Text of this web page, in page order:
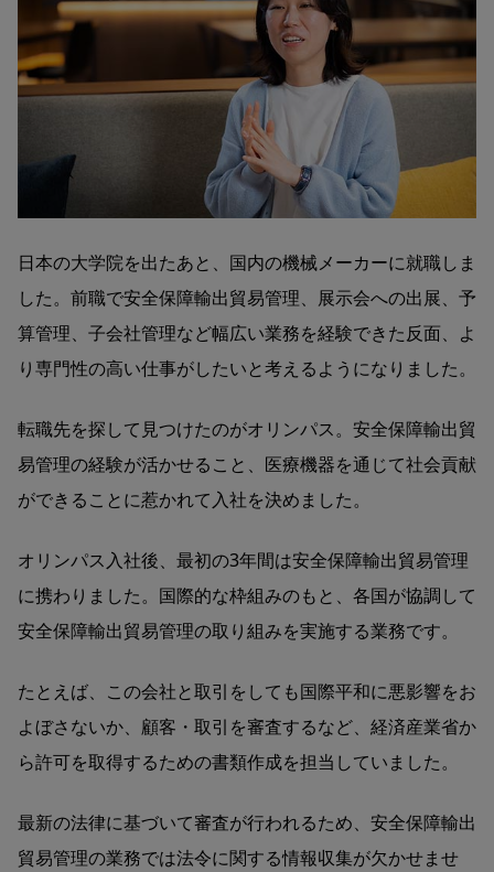
日本の大学院を出たあと、国内の機械メーカーに就職しま
した。前職で安全保障輸出貿易管理、展示会への出展、予
算管理、子会社管理など幅広い業務を経験できた反面、よ
り専門性の高い仕事がしたいと考えるようになりました。
転職先を探して見つけたのがオリンパス。安全保障輸出貿
易管理の経験が活かせること、医療機器を通じて社会貢献
ができることに惹かれて入社を決めました。
オリンパス入社後、最初の3年間は安全保障輸出貿易管理
に携わりました。国際的な枠組みのもと、各国が協調して
安全保障輸出貿易管理の取り組みを実施する業務です。
たとえば、この会社と取引をしても国際平和に悪影響をお
よぼさないか、顧客・取引を審査するなど、経済産業省か
ら許可を取得するための書類作成を担当していました。
最新の法律に基づいて審査が行われるため、安全保障輸出
貿易管理の業務では法令に関する情報収集が欠かせませ